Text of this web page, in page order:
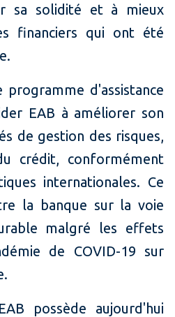
sa solidité et à mieux
financiers qui ont été
programme d'assistance
EAB à améliorer son
de gestion des risques,
crédit, conformément
internationales. Ce
la banque sur la voie
malgré les effets
de COVID-19 sur
possède aujourd'hui